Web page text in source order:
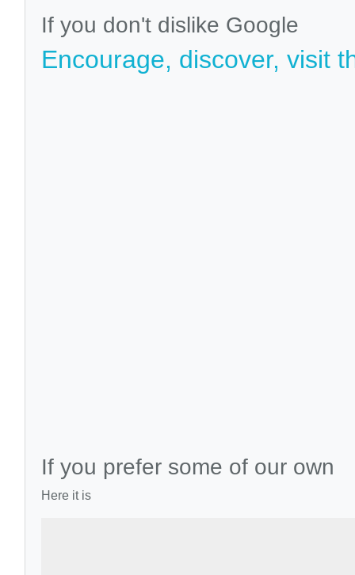
If you don't dislike Google
Encourage, discover, visit
If you prefer some of our own
Here it is